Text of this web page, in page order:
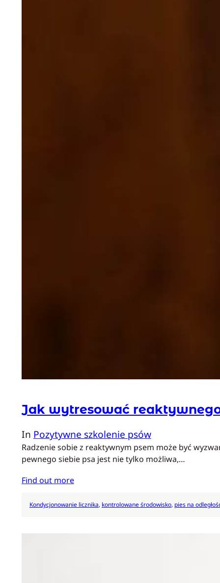
Jak wytresować
In Pozytywne szkolenie psów
Radzenie sobie z reaktywnym psem może być
pewnego siebie psa jest nie tylko możliwa,…
Find out more
Kondycjonowanie licznika, kontrolowane środowisko, pies na